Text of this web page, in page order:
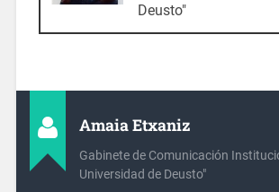
Deusto"
Amaia Etxaniz
Gabinete de Comunicación
Universidad de Deusto"